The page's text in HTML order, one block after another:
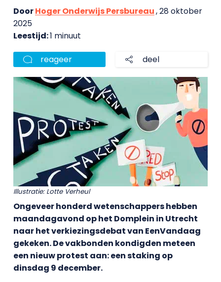
DoorHoger Onderwijs Persbureau, 28 oktober
2025
Leestijd:1 minuut
reageer deel
Illustratie: Lotte Verheul
Ongeveer honderd wetenschappers hebben
maandagavond op het Domplein in Utrecht
naar het verkiezingsdebat van EenVandaag
gekeken. De vakbonden kondigden meteen
een nieuw protest aan: een staking op
dinsdag 9 december.